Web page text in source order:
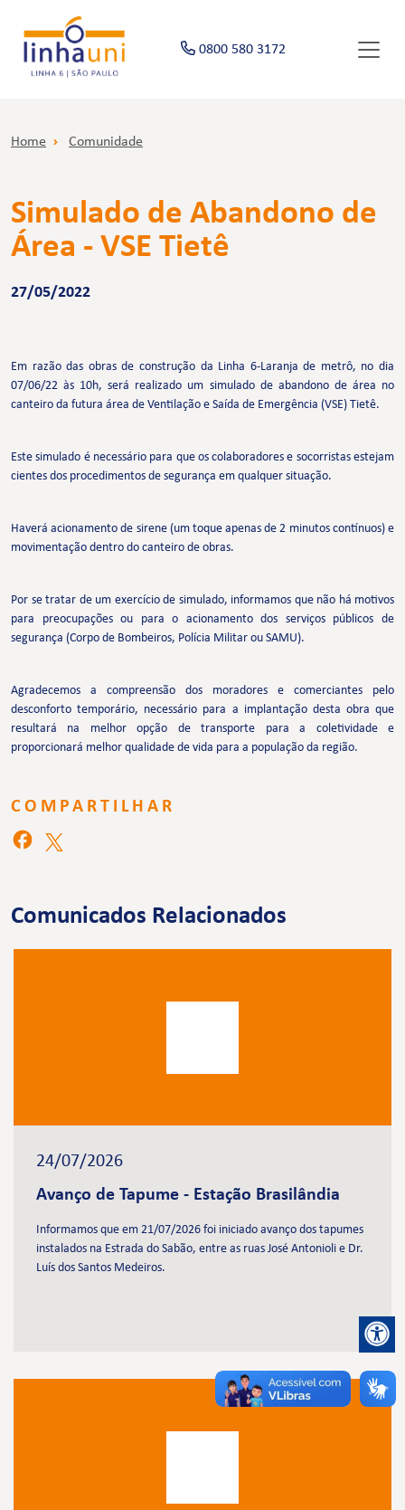
0800 580 3172
Home Comunidade
Simulado de Abandono de
Área - VSE Tietê
27/05/2022
Em razão das obras de construção da Linha 6-Laranja de metrô, no dia
07/06/22 às 10h, será realizado um simulado de abandono de área no
canteiro da futura área de Ventilação e Saída de Emergência (VSE) Tietê.
Este simulado é necessário para que os colaboradores e socorristas estejam
cientes dos procedimentos de segurança em qualquer situação.
Haverá acionamento de sirene (um toque apenas de 2 minutos contínuos) e
movimentação dentro do canteiro de obras.
Por se tratar de um exercício de simulado, informamos que não há motivos
para preocupações ou para o acionamento dos serviços públicos de
segurança (Corpo de Bombeiros, Polícia Militar ou SAMU).
Agradecemos a compreensão dos moradores e comerciantes pelo
desconforto temporário, necessário para a implantação desta obra que
resultará na melhor opção de transporte para a coletividade e
proporcionará melhor qualidade de vida para a população da região.
COMPARTILHAR
Comunicados Relacionados
24/07/2026
Avanço de Tapume - Estação Brasilândia
Informamos que em 21/07/2026 foi iniciado avanço dos tapumes
instalados na Estrada do Sabão, entre as ruas José Antonioli e Dr.
Luís dos Santos Medeiros.